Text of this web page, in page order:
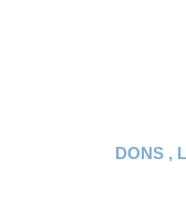
DONS ,